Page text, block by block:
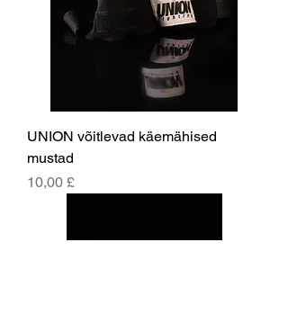
UNION võitlevad käemähised
mustad
Price
10,00 £